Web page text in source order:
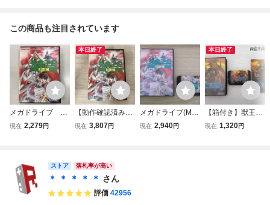
この商品も注目されています
メガドライブ 孔
雀王2 説明書なし
現在 2,279円
本日終了
【動作確認済み】
MD 孔雀王2
現在 3,807円
メガドライブ(MD)
「孔雀王２」（外
現在 2,940円
本日終了
【箱付き】獣王記
メガドライブ MD
現在 1,320円
ストア 落札率が高い
＊ ＊ ＊ ＊ ＊ さん
評価 42956